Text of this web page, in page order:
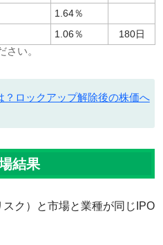
1.64％
1.06％ 180日
い。
？ロックアップ解除後の株価へ
結果
ク）と市場と業種が同じIPO